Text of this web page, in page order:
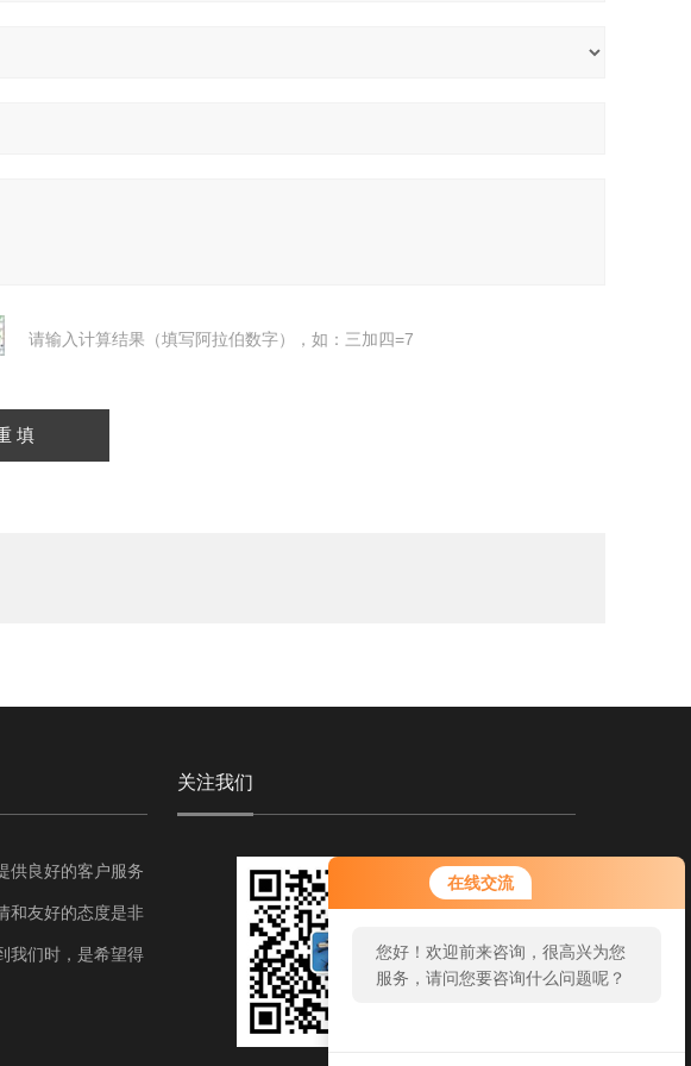
在线交流
您好！欢迎前来咨询，很高兴为您
服务，请问您要咨询什么问题呢？
您好，看您停留很久了，是否找到
了需求产品，您可以直接在线与我
请输入计算结果（填写阿拉伯数字），如：三加四=7
供良好的客户服务
和友好的态度是非
我们时，是希望得
关注我们